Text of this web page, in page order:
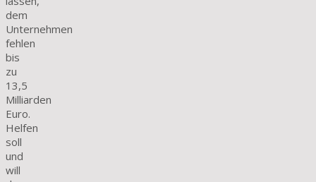
dem
Unternehmen
fehlen
bis
zu
13,5
Milliarden
Euro.
Helfen
soll
und
will